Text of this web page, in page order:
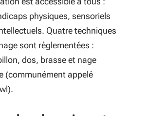
physiques, sensoriels
Quatre techniques
sont règlementées :
dos, brasse et nage
(communément appelé